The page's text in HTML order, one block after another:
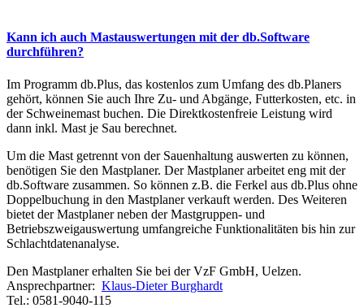
Kann ich auch Mastauswertungen mit der db.Software
durchführen?
Im Programm db.Plus, das kostenlos zum Umfang des db.Planers
gehört, können Sie auch Ihre Zu- und Abgänge, Futterkosten, etc. in
der Schweinemast buchen. Die Direktkostenfreie Leistung wird
dann inkl. Mast je Sau berechnet.
Um die Mast getrennt von der Sauenhaltung auswerten zu können,
benötigen Sie den Mastplaner. Der Mastplaner arbeitet eng mit der
db.Software zusammen. So können z.B. die Ferkel aus db.Plus ohne
Doppelbuchung in den Mastplaner verkauft werden. Des Weiteren
bietet der Mastplaner neben der Mastgruppen- und
Betriebszweigauswertung umfangreiche Funktionalitäten bis hin zur
Schlachtdatenanalyse.
Den Mastplaner erhalten Sie bei der VzF GmbH, Uelzen.
Ansprechpartner: Klaus-Dieter Burghardt
Tel.: 0581-9040-115